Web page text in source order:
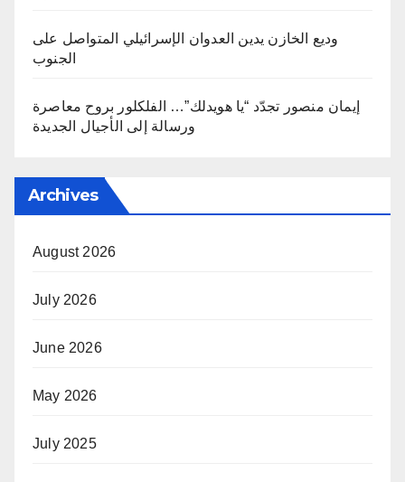
وديع الخازن يدين العدوان الإسرائيلي المتواصل على
الجنوب
إيمان منصور تجدّد “يا هويدلك”… الفلكلور بروح معاصرة
ورسالة إلى الأجيال الجديدة
Archives
August 2026
July 2026
June 2026
May 2026
July 2025